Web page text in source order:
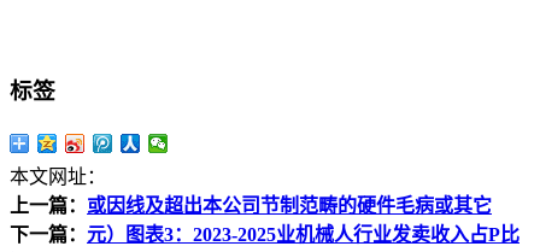
标签
本文网址：
上一篇： 或因线及超出本公司节制范畴的硬件毛病或其它
下一篇： 元）图表3：2023-2025业机械人行业发卖收入占P比